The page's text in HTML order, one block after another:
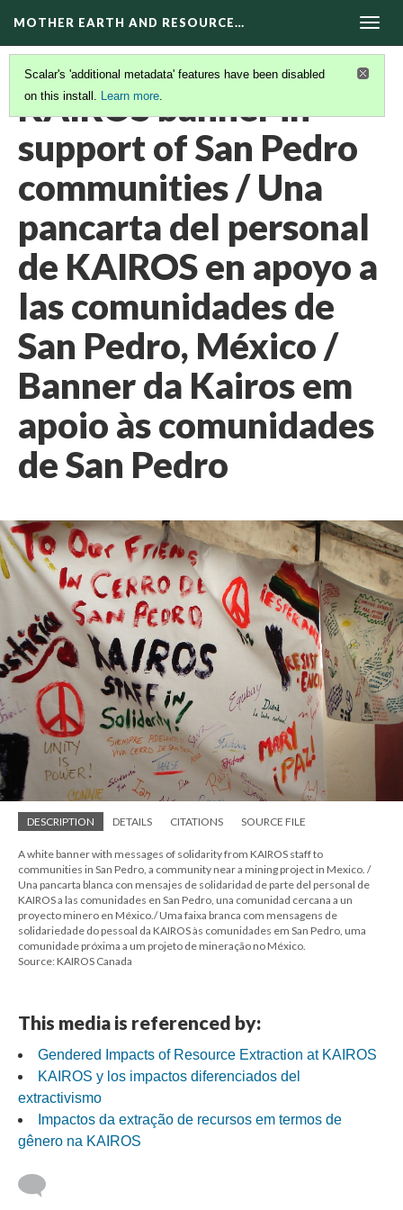
MOTHER EARTH AND RESOURCE…
Scalar's 'additional metadata' features have been disabled
on this install. Learn more.
KAIROS banner in
support of San Pedro
communities / Una
pancarta del personal
de KAIROS en apoyo a
las comunidades de
San Pedro, México /
Banner da Kairos em
apoio às comunidades
de San Pedro
DESCRIPTION DETAILS CITATIONS SOURCE FILE
A white banner with messages of solidarity from KAIROS staff to
communities in San Pedro, a community near a mining project in Mexico. /
Una pancarta blanca con mensajes de solidaridad de parte del personal de
KAIROS a las comunidades en San Pedro, una comunidad cercana a un
proyecto minero en México./ Uma faixa branca com mensagens de
solidariedade do pessoal da KAIROS às comunidades em San Pedro, uma
comunidade próxima a um projeto de mineração no México.
Source: KAIROS Canada
This media is referenced by:
Gendered Impacts of Resource Extraction at KAIROS
KAIROS y los impactos diferenciados del
extractivismo
Impactos da extração de recursos em termos de
gênero na KAIROS